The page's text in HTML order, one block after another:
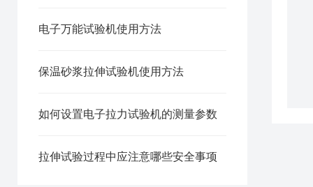
电子万能试验机使用方法
保温砂浆拉伸试验机使用方法
如何设置电子拉力试验机的测量参数
拉伸试验过程中应注意哪些安全事项